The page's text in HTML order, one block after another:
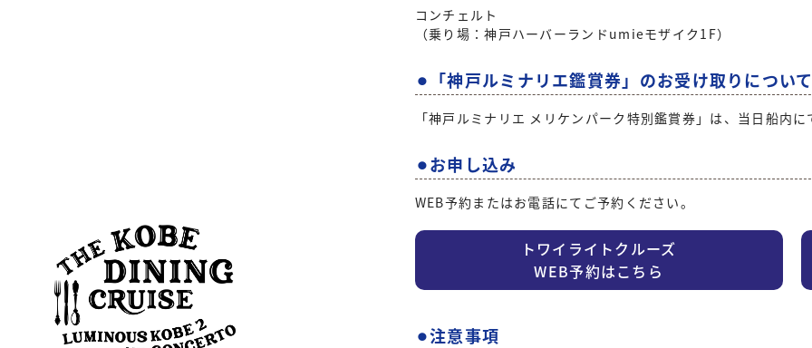
コンチェルト
（乗り場：神戸ハーバーランドumieモザイク1F）
⚫︎「神戸ルミナリエ鑑賞券」のお受け取りについ
「神戸ルミナリエ メリケンパーク特別鑑賞券」は、当日船内
⚫︎お申し込み
WEB予約またはお電話にてご予約ください。
トワイライトクルーズ
WEB予約はこちら
⚫︎注意事項